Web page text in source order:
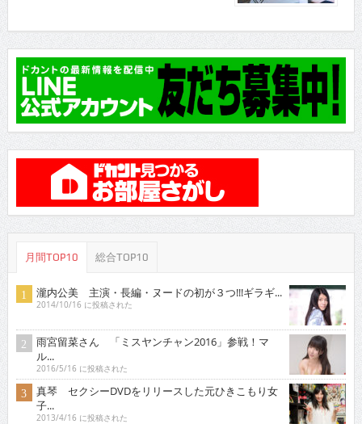
月間TOP10 総合TOP10
瀧内公美 主演・長編・ヌードの初が３つ!!!ギラギ...
2014/10/16 に投稿された
雨宮留菜さん 「ミスヤンチャン2016」参戦！マ
ル...
2016/5/16 に投稿された
真琴 セクシーDVDをリリースした元ひきこもり女
子...
2013/4/16 に投稿された